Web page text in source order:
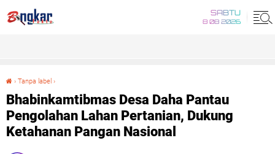
SABTU
8 08 2026
› Tanpa label ›
Bhabinkamtibmas Desa Daha Pantau
Pengolahan Lahan Pertanian, Dukung
Ketahanan Pangan Nasional